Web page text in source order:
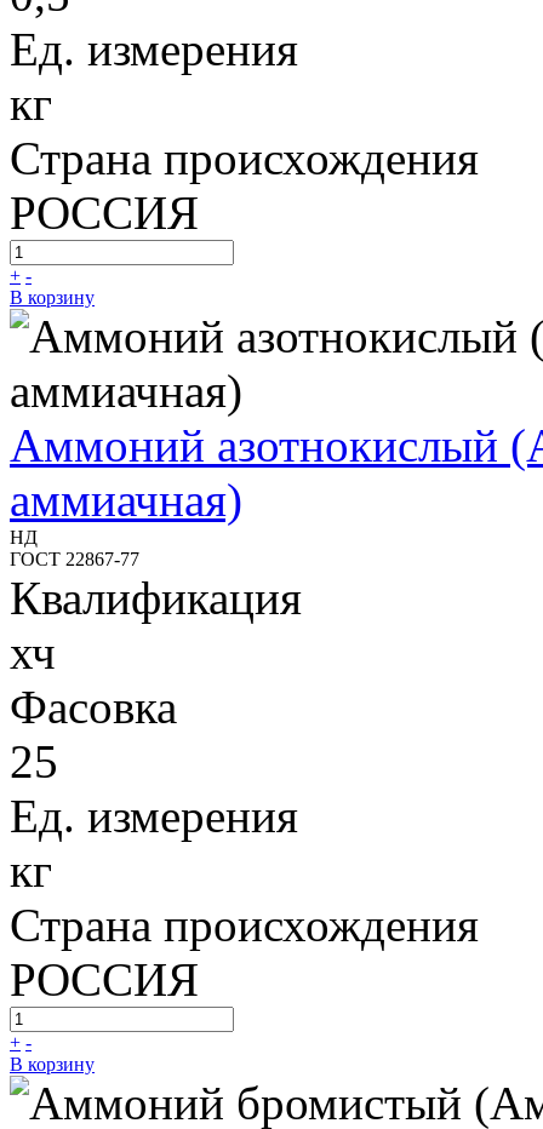
Ед. измерения
кг
Страна происхождения
РОССИЯ
+ -
В корзину
Аммоний азотнокислый
аммиачная)
НД
ГОСТ 22867-77
Квалификация
хч
Фасовка
25
Ед. измерения
кг
Страна происхождения
РОССИЯ
+ -
В корзину